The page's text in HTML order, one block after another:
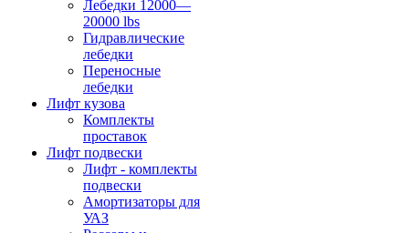
Лебедки 12000—
20000 lbs
Гидравлические
лебедки
Переносные
лебедки
Лифт кузова
Комплекты
проставок
Лифт подвески
Лифт - комплекты
подвески
Амортизаторы для
УАЗ